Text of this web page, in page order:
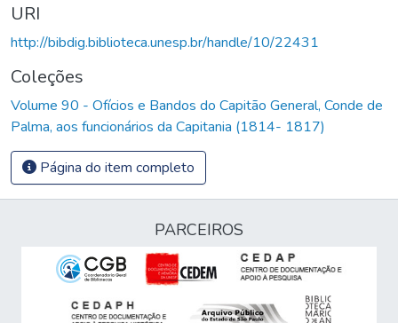
URI
http://bibdig.biblioteca.unesp.br/handle/10/22431
Coleções
Volume 90 - Ofícios e Bandos do Capitão General, Conde de
Palma, aos funcionários da Capitania (1814- 1817)
Página do item completo
PARCEIROS